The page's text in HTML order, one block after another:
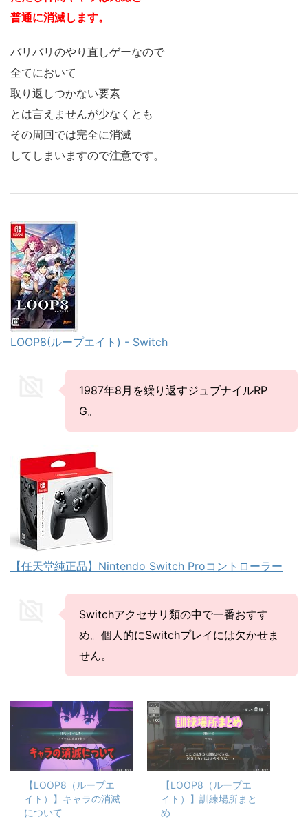
普通に消滅します。
バリバリのやり直しゲーなので
全てにおいて
取り返しつかない要素
とは言えませんが少なくとも
その周回では完全に消滅
してしまいますので注意です。
LOOP8(ループエイト) - Switch
1987年8月を繰り返すジュブナイルRP
G。
【任天堂純正品】Nintendo Switch Proコントローラー
Switchアクセサリ類の中で一番おすす
め。個人的にSwitchプレイには欠かせま
せん。
【LOOP8（ループエ
イト）】キャラの消滅
について
【LOOP8（ループエ
イト）】訓練場所まと
め